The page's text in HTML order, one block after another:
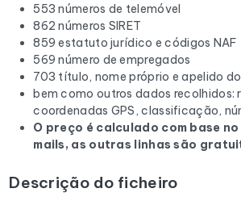
553 números de telemóvel
862 números SIRET
859 estatuto jurídico e códigos NAF
569 número de empregados
703 título, nome próprio e apelido
bem como outros dados recolhidos:
coordenadas GPS, classificação,
O preço é calculado com base
mails, as outras linhas são
Descrição do ficheiro